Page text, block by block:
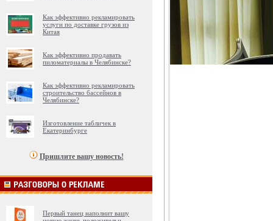
Как эффективно рекламировать
услуги по доставке грузов из
Китая
Как эффективно продавать
пиломатериалы в Челябинске?
Как эффективно рекламировать
строительство бассейнов в
Челябинске?
Изготовление табличек в
Екатеринбурге
Пришлите вашу новость!
Первый танец наполнит вашу